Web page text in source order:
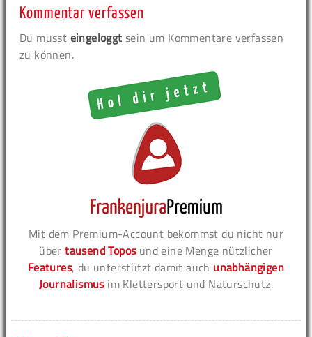
Kommentar verfassen
Du musst eingeloggt sein um Kommentare verfassen
zu können.
Mit dem Premium-Account bekommst du nicht nur
übertausend Toposund eine Menge nützlicher
Features, du unterstützt damit auch unabhängigen
Journalismusim Klettersport und Naturschutz.